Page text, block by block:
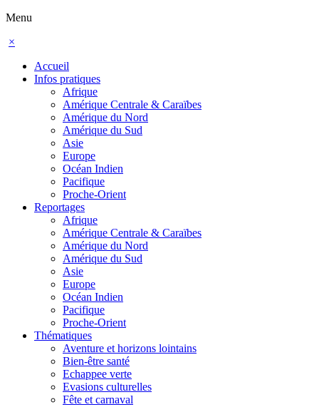
Menu
×
Accueil
Infos pratiques
Afrique
Amérique Centrale & Caraïbes
Amérique du Nord
Amérique du Sud
Asie
Europe
Océan Indien
Pacifique
Proche-Orient
Reportages
Afrique
Amérique Centrale & Caraïbes
Amérique du Nord
Amérique du Sud
Asie
Europe
Océan Indien
Pacifique
Proche-Orient
Thématiques
Aventure et horizons lointains
Bien-être santé
Echappee verte
Evasions culturelles
Fête et carnaval